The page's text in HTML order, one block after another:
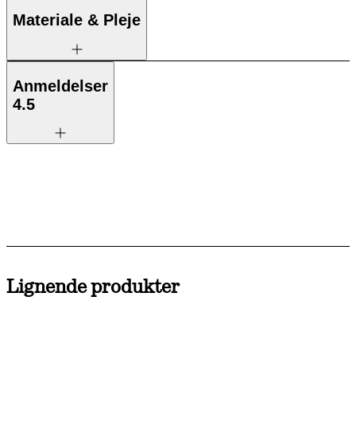
Materiale & Pleje
Anmeldelser
4.5
Lignende produkter